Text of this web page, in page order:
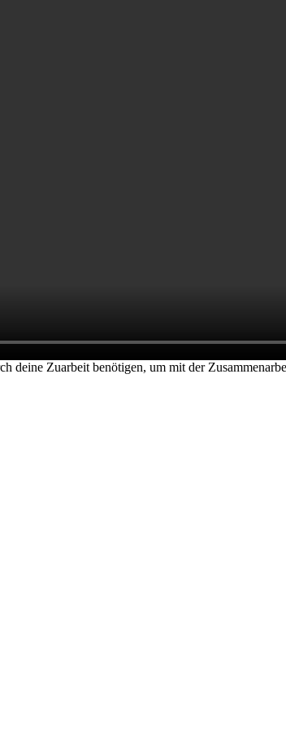
deine Zuarbeit benötigen, um mit der